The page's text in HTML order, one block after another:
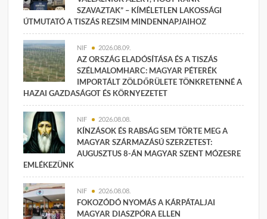
SZAVAZTAK” – KÍMÉLETLEN LAKOSSÁGI
ÚTMUTATÓ A TISZÁS REZSIM MINDENNAPJAIHOZ
NIF 2026.08.09.
AZ ORSZÁG ELADÓSÍTÁSA ÉS A TISZÁS
SZÉLMALOMHARC: MAGYAR PÉTERÉK
IMPORTÁLT ZÖLDŐRÜLETE TÖNKRETENNÉ A
HAZAI GAZDASÁGOT ÉS KÖRNYEZETET
NIF 2026.08.08.
KÍNZÁSOK ÉS RABSÁG SEM TÖRTE MEG A
MAGYAR SZÁRMAZÁSÚ SZERZETEST:
AUGUSZTUS 8-ÁN MAGYAR SZENT MÓZESRE
EMLÉKEZÜNK
NIF 2026.08.08.
FOKOZÓDÓ NYOMÁS A KÁRPÁTALJAI
MAGYAR DIASZPÓRA ELLEN